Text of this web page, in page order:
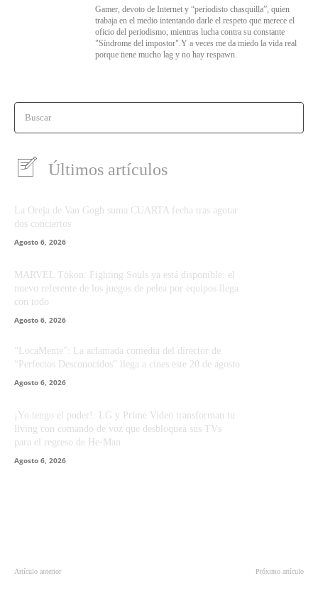
Gamer, devoto de Internet y “periodisto chasquilla”, quien
trabaja en el medio intentando darle el respeto que merece el
oficio del periodismo, mientras lucha contra su constante
"Síndrome del impostor".Y a veces me da miedo la vida real
porque tiene mucho lag y no hay respawn.
Buscar
Últimos artículos
La Oreja de Van Gogh suma CUARTA fecha tras agotar
dos conciertos
Agosto 6, 2026
MARVEL Tōkon: Fighting Souls ya está disponible: el
nuevo referente de los juegos de pelea por equipos llega
con todo
Agosto 6, 2026
“LocaMente”: La aclamada comedia del director de
“Perfectos Desconocidos” llega a cines este 20 de agosto
Agosto 6, 2026
¡Yo tengo el poder!: LG y Prime Video transforman tu
living con comando de voz que desbloquea sus TVs
para el regreso de He-Man
Agosto 6, 2026
Artículo anterior Próximo artículo